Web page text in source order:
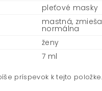
pleťové masky
mastná,
normálna
ženy
7 ml
príspevok k tejto položke.